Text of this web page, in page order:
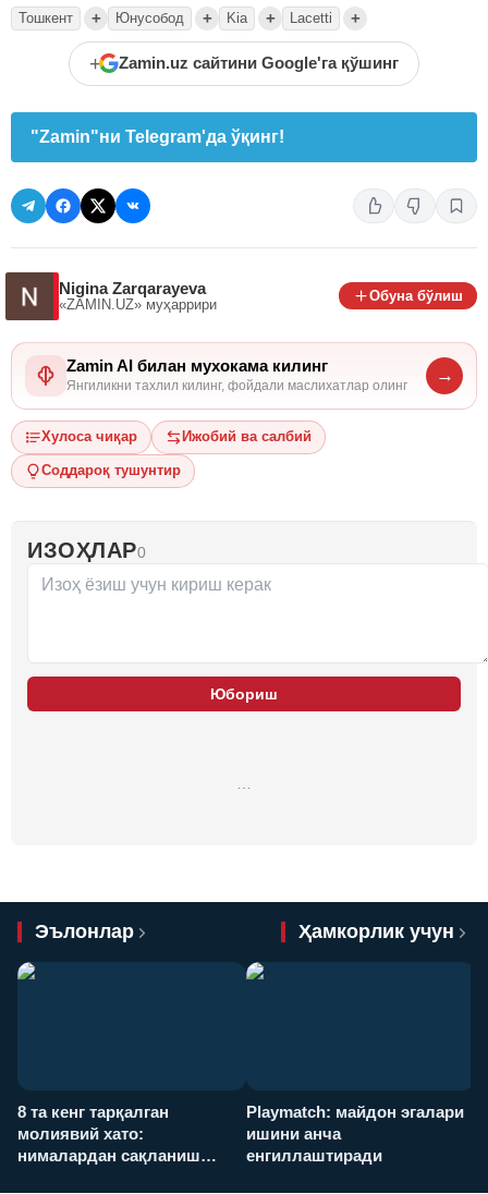
Тошкент + Юнусобод + Kia + Lacetti +
+ Zamin.uz сайтини Google'га қўшинг
"Zamin"ни Telegram'да ўқинг!
Nigina Zarqarayeva
«ZAMIN.UZ» муҳаррири
Обуна бўлиш
Zamin AI билан мухокама килинг
Янгиликни тахлил килинг, фойдали маслихатлар олинг
→
Хулоса чиқар Ижобий ва салбий
Соддароқ тушунтир
ИЗОҲЛАР0
Юбориш
Эълонлар Ҳамкорлик учун
8 та кенг тарқалган
молиявий хато:
нималардан сақланиш
Playmatch: майдон эгалари
ишини анча
енгиллаштиради